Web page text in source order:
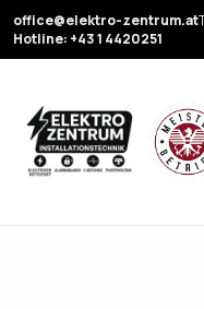
office@elektro-zentrum.at
Hotline: +43 1 4420251